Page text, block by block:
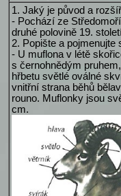
1. Jaký je původ a
- Pochází ze
druhé polovině 19.
2. Popište a pojmenujte
- U muflona v létě
s černohnědým
hřbetu světlé oválné
vnitřní strana běhů
rouno. Muflonky jsou
cm.